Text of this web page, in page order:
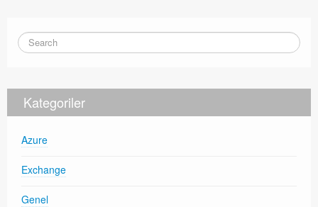
Kategoriler
Azure
Exchange
Genel